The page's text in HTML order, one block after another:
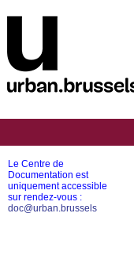
Le Centre de
Documentation est
uniquement accessible
sur rendez-vous :
doc@urban.brussels